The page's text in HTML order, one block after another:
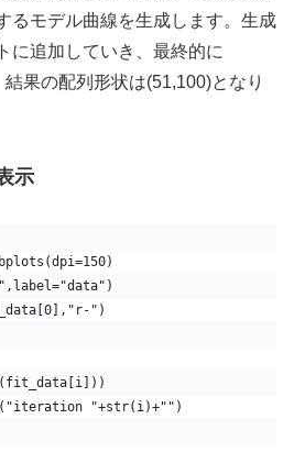
るモデル曲線を生成します。生成
に追加していき、最終的に
果の配列形状は(51,100)となり
示
")
"+str(i)+"")